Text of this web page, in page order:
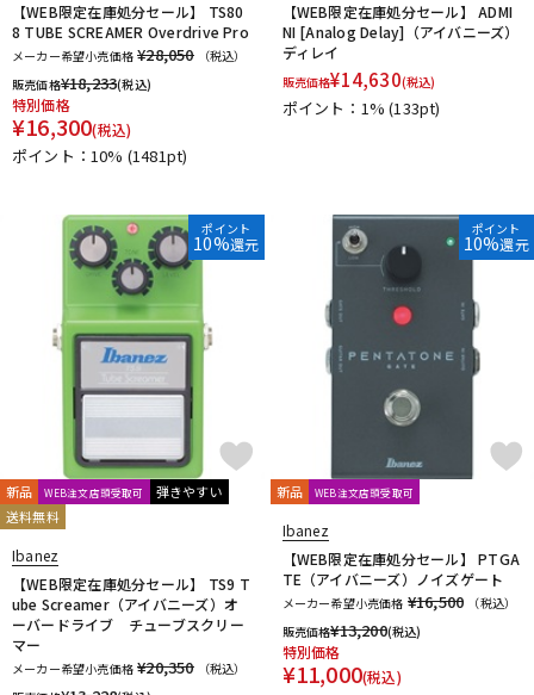
【WEB限定在庫処分セール】 TS80
8 TUBE SCREAMER Overdrive Pro
メーカー希望小売価格 ¥28,050
（税込）
販売価格¥18,233(税込)
特別価格
¥16,300(税込)
ポイント：10% (1481pt)
【WEB限定在庫処分セール】 ADMI
NI [Analog Delay]（アイバニーズ）
ディレイ
販売価格¥14,630(税込)
ポイント：1%(133pt)
ポイント
10%還元
新品 WEB注文店頭受取可
弾きやすい
送料無料
Ibanez
【WEB限定在庫処分セール】 TS9 T
ube Screamer（アイバニーズ）オ
ーバードライブ チューブスクリー
マー
メーカー希望小売価格 ¥20,350
（税込）
ポイント
10%還元
新品 WEB注文店頭受取可
Ibanez
【WEB限定在庫処分セール】 PTGA
TE（アイバニーズ）ノイズゲート
メーカー希望小売価格 ¥16,500
（税込）
販売価格¥13,200(税込)
特別価格
¥11,000(税込)